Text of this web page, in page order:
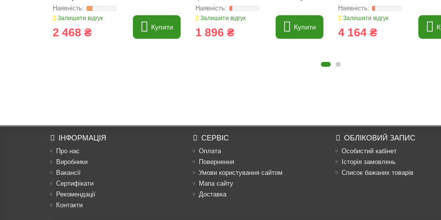
Залишити відгук
2 468 ₴ Купити
Deere]
Залишити відгук
1 896 ₴ Купити
Залишити відгук
4 164 ₴
ІНФОРМАЦІЯ
Про нас
Виробники
Вакансії
Сертифікати
Рекомендації
Контакти
СЕРВІС
Оплата
Повернення
Умови користування сайтом
Мапа сайту
Доставка
ОБЛІКОВИЙ ЗАПИС
Особистий кабінет
Історія замовлень
Список бажаних товарів